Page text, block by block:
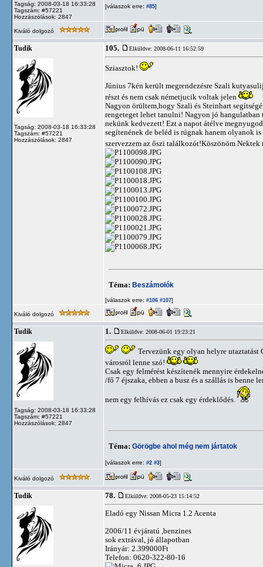
Tagság: 2008-03-18 16:33:28
Tagszám: #57221
Hozzászólások: 2847
[válaszok erre: #85]
Kiváló dolgozó
Tudik
Tagság: 2008-03-18 16:33:28
Tagszám: #57221
Hozzászólások: 2847
105. Elküldve: 2008-06-11 16:52:59
Sziasztok!
Június 7kén került megrendezésre Szali
részt és nem csak németjucik voltak jelen
Nagyon örültem,hogy Szali és Steinhart
rengeteget lehet tanulni! Nagyon jó
nekünk kedvezett! Ezt a napot átélve
segítenének de beléd is rúgnak hanem olyanok
szervezzem az őszi találkozót!Köszönöm
Téma: Beszámolók
[válaszok erre: #106 #107]
Kiváló dolgozó
Tudik
Tagság: 2008-03-18 16:33:28
Tagszám: #57221
Hozzászólások: 2847
1. Elküldve: 2008-06-01 19:23:21
Tervezünk egy olyan helyre utaztatást
városról lenne szó!
Csak egy felmérést készítenék mennyire
/fő 7 éjszaka, ebben a busz és a szállás is
nem egy felhívás ez csak egy érdeklődés.
Téma: Görögbe ahol még nem jártatok
[válaszok erre: #2 #3]
Kiváló dolgozó
Tudik 78. Elküldve: 2008-05-23 15:14:52
Eladó egy Nissan Micra 1.2 Acenta
2006/11 évjáratú ,benzines
sok extrával, jó állapotban
Irányár: 2.399000Ft
Telefon: 0620-322-80-16